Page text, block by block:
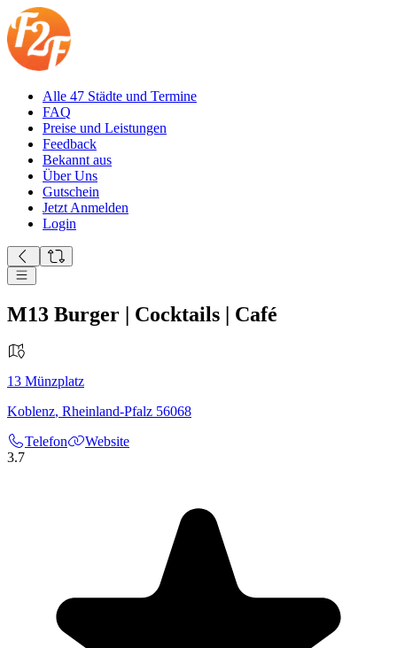
Alle 47 Städte und Termine
FAQ
Preise und Leistungen
Feedback
Bekannt aus
Über Uns
Gutschein
Jetzt Anmelden
Login
M13 Burger | Cocktails | Café
13 Münzplatz
Koblenz, Rheinland-Pfalz 56068
Telefon
Website
3.7